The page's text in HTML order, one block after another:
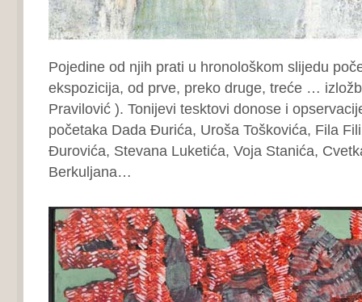
Pojedine od njih prati u hronološkom slijedu
ekspozicija, od prve, preko druge, treće …
Pravilović ). Tonijevi tesktovi donose i
početaka Dada Đurića, Uroša Toškovića, Fila
Đurovića, Stevana Luketića, Voja Stanića,
Berkuljana…